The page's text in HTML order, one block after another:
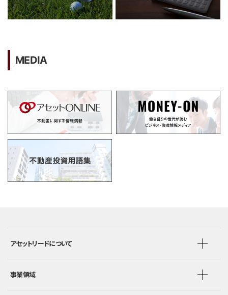
MEDIA
アセットリードについて
事業領域